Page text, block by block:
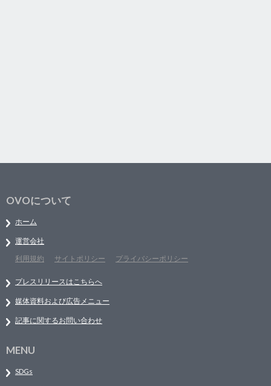
OVOについて
ホーム
運営会社
利用規約
サイトポリシー プライバシーポリシー
プレスリリースはこちらへ
媒体資料および広告メニュー
記事に関するお問い合わせ
MENU
SDGs